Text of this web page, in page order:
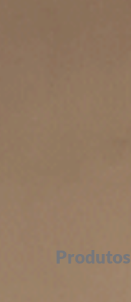
Produtos